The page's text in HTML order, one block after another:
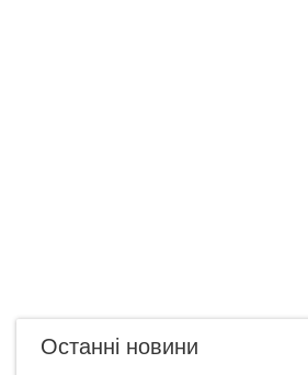
Останні новини